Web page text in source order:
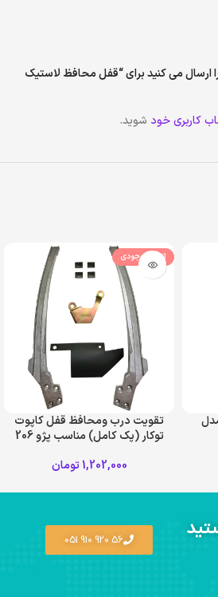
ارسال می کنید برای “قفل محافظ لاستیک
کاربری خود شوید.
اتمام موجودی
تقویت درب ومحافظ قفل کاپوت
توکار (پک کامل) مناسب پژو 206
1,202,000تومان
56 920 910 051